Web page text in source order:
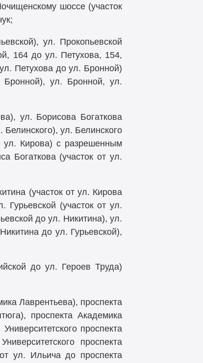
шоссе (участок
ул. Прокопьевской
164 до ул. Петухова, 154,
Петухова до ул. Бронной)
ул. Бронной, ул.
ул. Борисова Богаткова
Белинского), ул. Белинского
ул. Кирова) с разрешенным
Богаткова (участок от ул.
(участок от ул. Кирова
Гурьевской (участок от ул.
до ул. Никитина), ул.
до ул. Гурьевской),
до ул. Героев Труда)
Лаврентьева), проспекта
проспекта Академика
проспекта
проспекта
ул. Ильича до проспекта